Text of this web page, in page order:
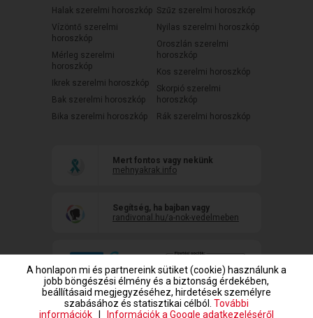
Halak szerelmi horoszkóp
Vízöntő szerelmi
horoszkóp
Mérleg szerelmi
horoszkóp
Ikrek szerelmi horoszkóp
Bak szerelmi horoszkóp
Bika szerelmi horoszkóp
Szűz szerelmi horoszkóp
Nyilas szerelmi horoszkóp
Oroszlán szerelmi
horoszkóp
Kos szerelmi horoszkóp
Skorpió szerelmi
horoszkóp
Rák szerelmi horoszkóp
Mert fontos vagy nekünk
mehnyakrak.info
Segítség, ha bajban vagy
randivonal.hu/a-nok-vedelmeben
A honlapon mi és partnereink sütiket (cookie) használunk a
jobb böngészési élmény és a biztonság érdekében,
beállításaid megjegyzéséhez, hirdetések személyre
szabásához és statisztikai célból. További
információk
Információk a Google adatkezeléséről